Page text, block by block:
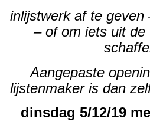
inlijstwerk af te geven
– of om iets uit de
Aangepaste
lijstenmaker is dan
dinsdag 5/12/19